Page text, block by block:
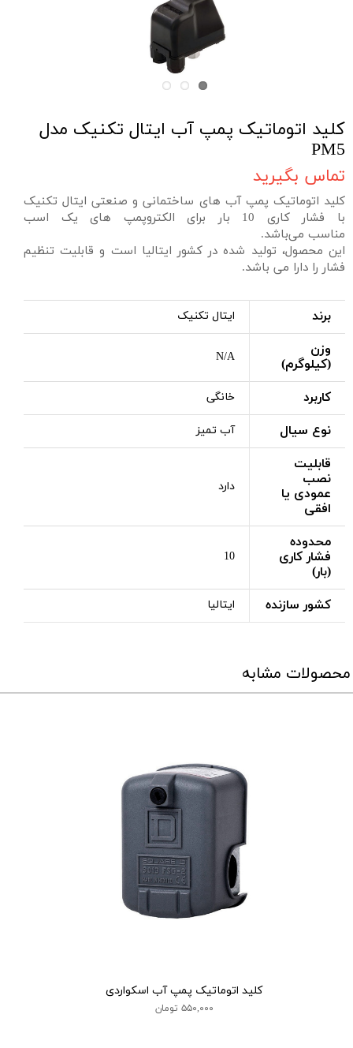
کلید اتوماتیک پمپ آب ایتال تکنیک مدل
PM5
تماس بگیرید
کلید اتوماتیک پمپ آب های ساختمانی و صنعتی ایتال تکنیک
با فشار کاری 10 بار برای الکتروپمپ های یک اسب
مناسب می‌باشد.
این محصول، تولید شده در کشور ایتالیا است و قابلیت تنظیم
فشار را دارا می باشد.
برند ایتال تکنیک
وزن
(کیلوگرم)
N/A
کاربرد خانگی
نوع سیال آب تمیز
قابلیت
نصب
عمودی یا
افقی
دارد
محدوده
فشار کاری
(بار)
10
کشور سازنده ایتالیا
محصولات مشابه
کلید اتوماتیک پمپ آب اسکواردی
۵۵۰,۰۰۰ تومان